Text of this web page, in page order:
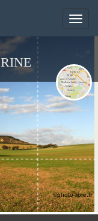
Toggle
©photo-libre.fr
Toggle